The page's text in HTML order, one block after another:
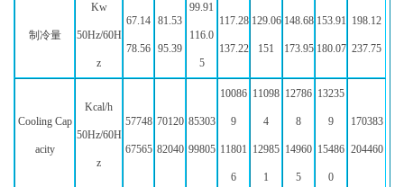
制冷量
Kw
50Hz/60H
z
67.14
78.56
81.53
95.39
99.91
116.0
5
117.28
137.22
129.06
151
148.68
173.95
153.91
180.07
198.12
237.75
Cooling Cap
acity
Kcal/h
50Hz/60H
z
57748
67565
70120
82040
85303
99805
10086
9
11801
6
11098
4
12985
1
12786
8
14960
5
13235
9
15486
0
170383
204460